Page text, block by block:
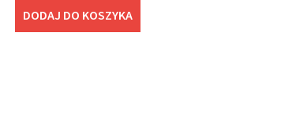
DODAJ DO KOSZYKA